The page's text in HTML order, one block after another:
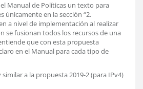
Manual de Políticas un texto para
únicamente en la sección “2.
a nivel de implementación al realizar
se fusionan todos los recursos de una
que con esta propuesta
en el Manual para cada tipo de
a la propuesta 2019-2 (para IPv4)